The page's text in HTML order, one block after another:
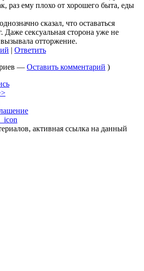
раз ему плохо от хорошего быта, еды
сказал, что оставаться
Даже сексуальная сторона уже не
отторжение.
| Ответить
— Оставить комментарий )
активная ссылка на данный